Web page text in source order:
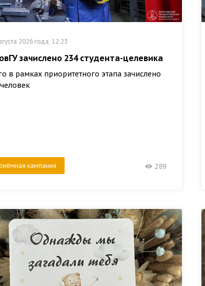
2026 года, 12:23
зачислено 234 студента-целевика
в рамках приоритетного этапа зачислено
кампания 289